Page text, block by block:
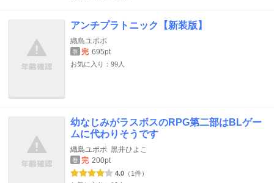
アンチプラトニック【新装版】
織島ユポポ
巻 完 695pt
お気に入り：99人
幼なじみがラスボスのRPG第二部はBLゲー
ムに代わりそうです
織島ユポポ 黒井ひよこ
巻 完 200pt
4.0 （1件）